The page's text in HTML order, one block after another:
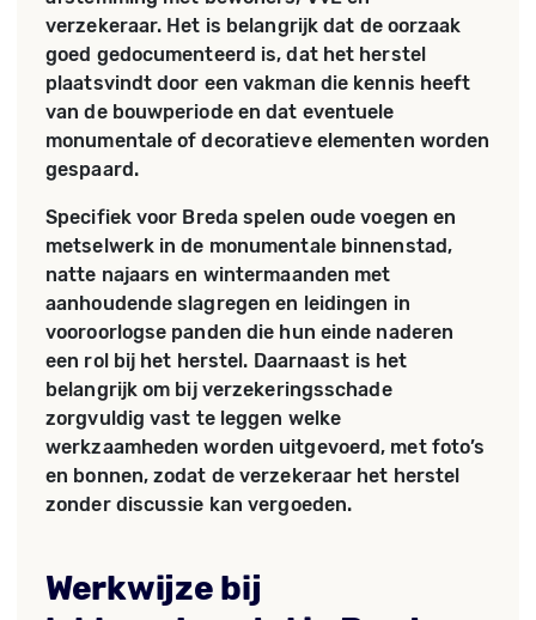
verzekeraar. Het is belangrijk dat de oorzaak
goed gedocumenteerd is, dat het herstel
plaatsvindt door een vakman die kennis heeft
van de bouwperiode en dat eventuele
monumentale of decoratieve elementen worden
gespaard.
Specifiek voor Breda spelen oude voegen en
metselwerk in de monumentale binnenstad,
natte najaars en wintermaanden met
aanhoudende slagregen en leidingen in
vooroorlogse panden die hun einde naderen
een rol bij het herstel. Daarnaast is het
belangrijk om bij verzekeringsschade
zorgvuldig vast te leggen welke
werkzaamheden worden uitgevoerd, met foto’s
en bonnen, zodat de verzekeraar het herstel
zonder discussie kan vergoeden.
Werkwijze bij